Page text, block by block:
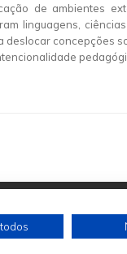
de ambientes
linguagens,
deslocar concepções